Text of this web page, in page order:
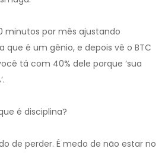
minutos por mês ajustando
que é um gênio, e depois vê o BTC
tá com 40% dele porque ‘sua
é disciplina?
de perder. É medo de não estar no